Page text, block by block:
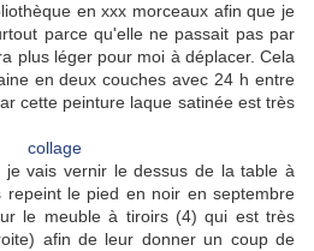
en xxx morceaux afin que je
parce qu'elle ne passait pas par
plus léger pour moi à déplacer. Cela
en deux couches avec 24 h entre
cette peinture laque satinée est très
je vais vernir le dessus de la table à
repeint le pied en noir en septembre
le meuble à tiroirs (4) qui est très
afin de leur donner un coup de